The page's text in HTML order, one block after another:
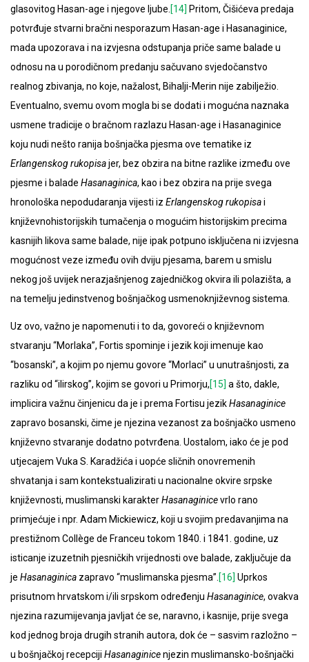
glasovitog Hasan-age i njegove ljube.[14] Pritom, Čišićeva predaja
potvrđuje stvarni bračni nesporazum Hasan-age i Hasanaginice,
mada upozorava i na izvjesna odstupanja priče same balade u
odnosu na u porodičnom predanju sačuvano svjedočanstvo
realnog zbivanja, no koje, nažalost, Bihalji-Merin nije zabilježio.
Eventualno, svemu ovom mogla bi se dodati i mogućna naznaka
usmene tradicije o bračnom razlazu Hasan-age i Hasanaginice
koju nudi nešto ranija bošnjačka pjesma ove tematike iz
Erlangenskog rukopisajer, bez obzira na bitne razlike između ove
pjesme i balade Hasanaginica, kao i bez obzira na prije svega
hronološka nepodudaranja vijesti iz Erlangenskog rukopisai
književnohistorijskih tumačenja o mogućim historijskim precima
kasnijih likova same balade, nije ipak potpuno isključena ni izvjesna
mogućnost veze između ovih dviju pjesama, barem u smislu
nekog još uvijek nerazjašnjenog zajedničkog okvira ili polazišta, a
na temelju jedinstvenog bošnjačkog usmenoknjiževnog sistema.
Uz ovo, važno je napomenuti i to da, govoreći o književnom
stvaranju “Morlaka”, Fortis spominje i jezik koji imenuje kao
“bosanski”, a kojim po njemu govore “Morlaci” u unutrašnjosti, za
razliku od “ilirskog”, kojim se govori u Primorju,[15] a što, dakle,
implicira važnu činjenicu da je i prema Fortisu jezikHasanaginice
zapravo bosanski, čime je njezina vezanost za bošnjačko usmeno
književno stvaranje dodatno potvrđena. Uostalom, iako će je pod
utjecajem Vuka S. Karadžića i uopće sličnih onovremenih
shvatanja i sam kontekstualizirati u nacionalne okvire srpske
književnosti, muslimanski karakterHasanaginicevrlo rano
primjećuje i npr. Adam Mickiewicz, koji u svojim predavanjima na
prestižnom Collège de Franceu tokom 1840. i 1841. godine, uz
isticanje izuzetnih pjesničkih vrijednosti ove balade, zaključuje da
je Hasanaginica zapravo “muslimanska pjesma”.[16] Uprkos
prisutnom hrvatskom i/ili srpskom određenju Hasanaginice, ovakva
njezina razumijevanja javljat će se, naravno, i kasnije, prije svega
kod jednog broja drugih stranih autora, dok će – sasvim razložno –
u bošnjačkoj recepciji Hasanaginicenjezin muslimansko-bošnjački